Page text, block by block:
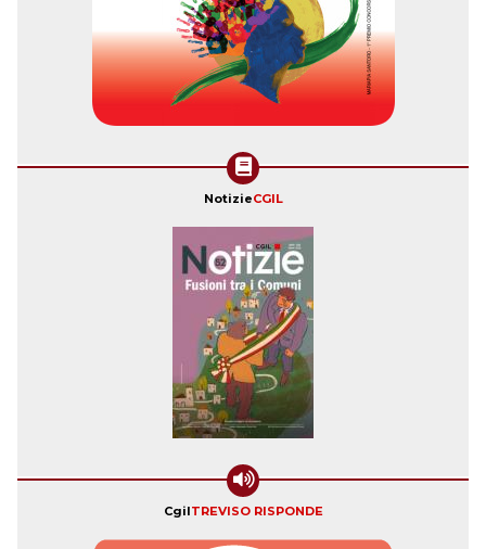
NotizieCGIL
CgilTREVISO RISPONDE